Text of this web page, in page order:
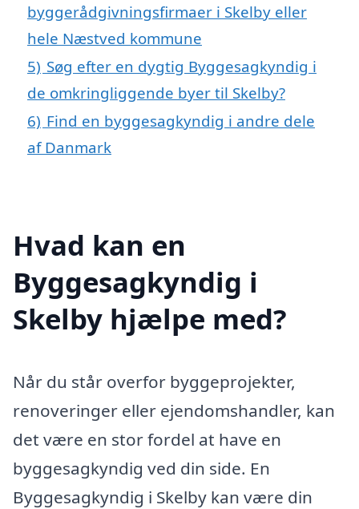
byggerådgivningsfirmaer i Skelby eller
hele Næstved kommune
5) Søg efter en dygtig Byggesagkyndig i
de omkringliggende byer til Skelby?
6) Find en byggesagkyndig i andre dele
af Danmark
Hvad kan en
Byggesagkyndig i
Skelby hjælpe med?
Når du står overfor byggeprojekter,
renoveringer eller ejendomshandler, kan
det være en stor fordel at have en
byggesagkyndig ved din side. En
Byggesagkyndig i Skelby kan være din